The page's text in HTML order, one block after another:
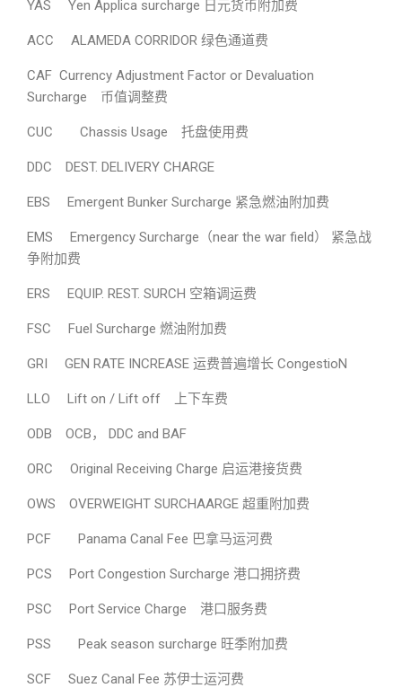
YAS Yen Applica surcharge 日元货币附加费
ACC ALAMEDA CORRIDOR 绿色通道费
CAF Currency Adjustment Factor or Devaluation
Surcharge 币值调整费
CUC Chassis Usage 托盘使用费
DDC DEST. DELIVERY CHARGE
EBS Emergent Bunker Surcharge 紧急燃油附加费
EMS Emergency Surcharge（near the war field） 紧急战
争附加费
ERS EQUIP. REST. SURCH 空箱调运费
FSC Fuel Surcharge 燃油附加费
GRI GEN RATE INCREASE 运费普遍增长 CongestioN
LLO Lift on / Lift off 上下车费
ODB OCB， DDC and BAF
ORC Original Receiving Charge 启运港接货费
OWS OVERWEIGHT SURCHAARGE 超重附加费
PCF Panama Canal Fee 巴拿马运河费
PCS Port Congestion Surcharge 港口拥挤费
PSC Port Service Charge 港口服务费
PSS Peak season surcharge 旺季附加费
SCF Suez Canal Fee 苏伊士运河费